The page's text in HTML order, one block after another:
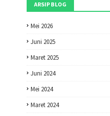
ARSIP BLOG
Mei 2026
Juni 2025
Maret 2025
Juni 2024
Mei 2024
Maret 2024